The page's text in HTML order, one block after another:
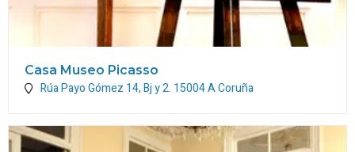
Casa Museo Picasso
Rúa Payo Gómez 14, Bj y 2. 15004A Coruña